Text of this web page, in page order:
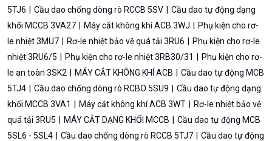
5TJ6
Cầu dao chống dòng rò RCCB 5SV
Cầu dao tự động dạng
khối MCCB 3VA27
Máy cắt không khí ACB 3WJ
Phụ kiện cho rơ-
le nhiệt 3MU7
Rơ-le nhiệt bảo vệ quá tải 3RU6
Phụ kiện cho rơ-le
nhiệt 3RU6/5
Phụ kiện cho rơ-le nhiệt 3RB30/31
Phụ kiện cho rơ-
le an toàn 3SK2
MÁY CẮT KHÔNG KHÍ ACB
Cầu dao tự động MCB
5TJ4
Cầu dao chống dòng rò RCBO 5SU9
Cầu dao tự động dạng
khối MCCB 3VA1
Máy cắt không khí ACB 3WT
Rơ-le nhiệt bảo vệ
quá tải 3RU5
MÁY CẮT DẠNG KHỐI MCCB
Cầu dao tự động MCB
5SL6 - 5SL4
Cầu dao chống dòng rò RCCB 5TJ7
Cầu dao tự động